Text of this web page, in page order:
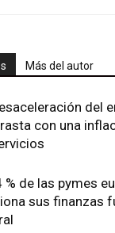
Más del autor
del
con una
% de las pymes
sus finanzas